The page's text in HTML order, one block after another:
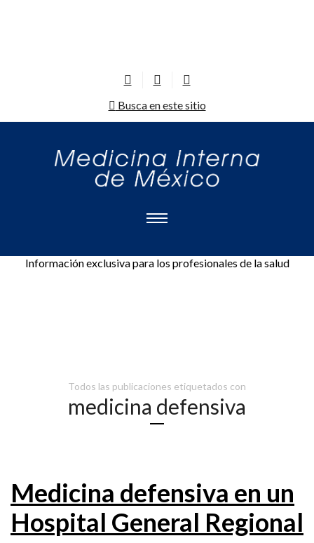
Busca en este sitio
Información exclusiva para los profesionales de la salud
Todos las publicaciones etiquetados con
medicina defensiva
Medicina defensiva en un
Hospital General Regional